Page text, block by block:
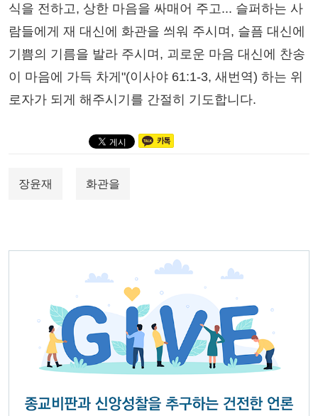
식을 전하고, 상한 마음을 싸매어 주고... 슬퍼하는 사
람들에게 재 대신에 화관을 씌워 주시며, 슬픔 대신에
기쁨의 기름을 발라 주시며, 괴로운 마음 대신에 찬송
이 마음에 가득 차게"(이사야 61:1-3, 새번역) 하는 위
로자가 되게 해주시기를 간절히 기도합니다.
장윤재 화관을